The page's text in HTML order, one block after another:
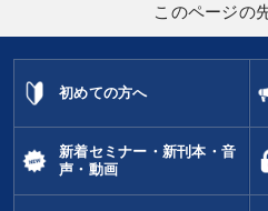
このページの
初めての方へ
新着セミナー・新刊本・音
声・動画